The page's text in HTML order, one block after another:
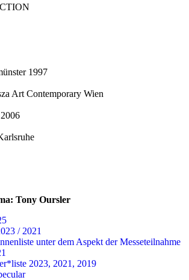
1997
Art Contemporary Wien
Tony Oursler
/ 2021
unter dem Aspekt der Messeteilnahme
2023, 2021, 2019